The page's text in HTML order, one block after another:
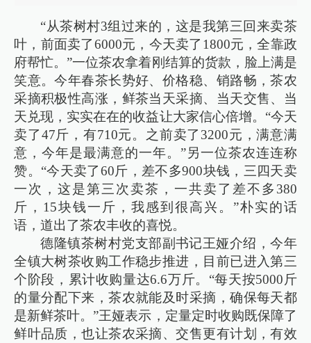
“从茶树村3组过来的，这是我第三回来卖茶
叶，前面卖了6000元，今天卖了1800元，全靠政
府帮忙。”一位茶农拿着刚结算的货款，脸上满是
笑意。今年春茶长势好、价格稳、销路畅，茶农
采摘积极性高涨，鲜茶当天采摘、当天交售、当
天兑现，实实在在的收益让大家信心倍增。“今天
卖了47斤，有710元。之前卖了3200元，满意满
意，今年是最满意的一年。”另一位茶农连连称
赞。“今天卖了60斤，差不多900块钱，三四天卖
一次，这是第三次卖茶，一共卖了差不多380
斤，15块钱一斤，我感到很高兴。”朴实的话
语，道出了茶农丰收的喜悦。
德隆镇茶树村党支部副书记王娅介绍，今年
全镇大树茶收购工作稳步推进，目前已进入第三
个阶段，累计收购量达6.6万斤。“每天按5000斤
的量分配下来，茶农就能及时采摘，确保每天都
是新鲜茶叶。”王娅表示，定量定时收购既保障了
鲜叶品质，也让茶农采摘、交售更有计划，有效